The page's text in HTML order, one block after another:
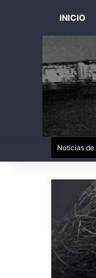
INICIO
Noticias de